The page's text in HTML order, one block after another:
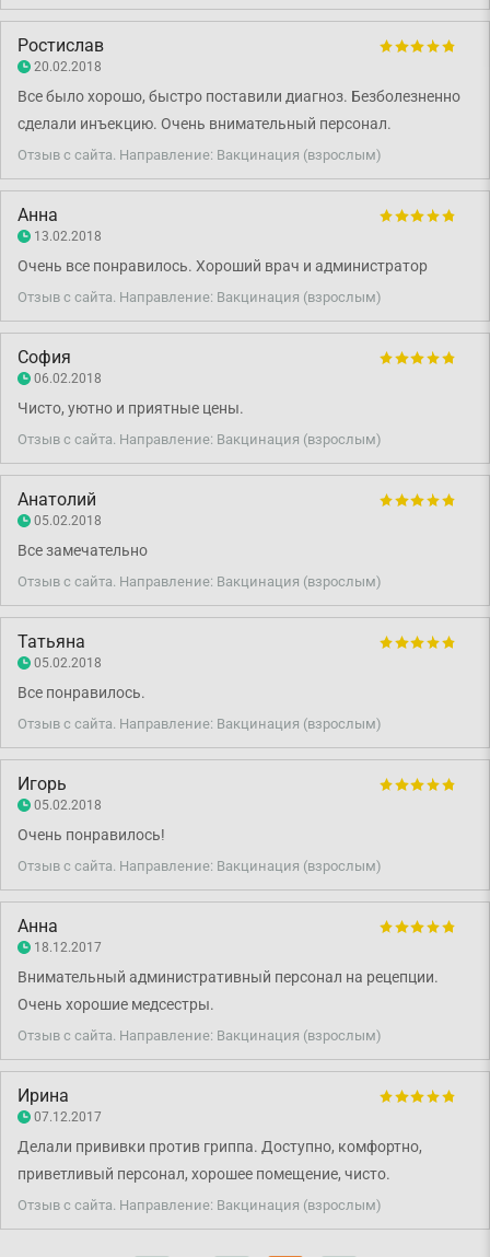
я получил четкую и квалифицированный ответ. Спасибо Вам!
Ростислав
20.02.2018
Все было хорошо, быстро поставили диагноз. Безболезненно
сделали инъекцию. Очень внимательный персонал.
Отзыв с сайта. Направление: Вакцинация (взрослым)
Анна
13.02.2018
Очень все понравилось. Хороший врач и администратор
Отзыв с сайта. Направление: Вакцинация (взрослым)
София
06.02.2018
Чисто, уютно и приятные цены.
Отзыв с сайта. Направление: Вакцинация (взрослым)
Анатолий
05.02.2018
Все замечательно
Отзыв с сайта. Направление: Вакцинация (взрослым)
Татьяна
05.02.2018
Все понравилось.
Отзыв с сайта. Направление: Вакцинация (взрослым)
Игорь
05.02.2018
Очень понравилось!
Отзыв с сайта. Направление: Вакцинация (взрослым)
Анна
18.12.2017
Внимательный административный персонал на рецепции.
Очень хорошие медсестры.
Отзыв с сайта. Направление: Вакцинация (взрослым)
Ирина
07.12.2017
Делали прививки против гриппа. Доступно, комфортно,
приветливый персонал, хорошее помещение, чисто.
Отзыв с сайта. Направление: Вакцинация (взрослым)